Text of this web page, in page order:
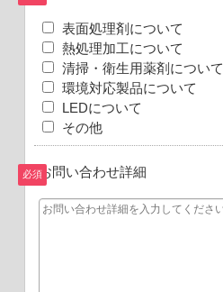
表面処理剤について
熱処理加工について
清掃・衛生用薬剤について
環境対応製品について
LEDについて
その他
お問い合わせ詳細
必須